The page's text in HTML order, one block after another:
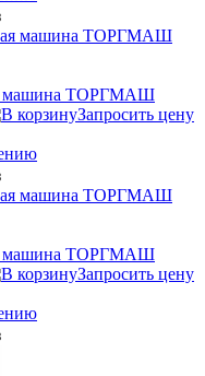
машина ТОРГМАШ
Запросить цену
машина ТОРГМАШ
Запросить цену